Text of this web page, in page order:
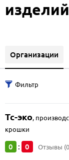
Организации
Тс-эко,
крошки
0 : 0 Отзывы